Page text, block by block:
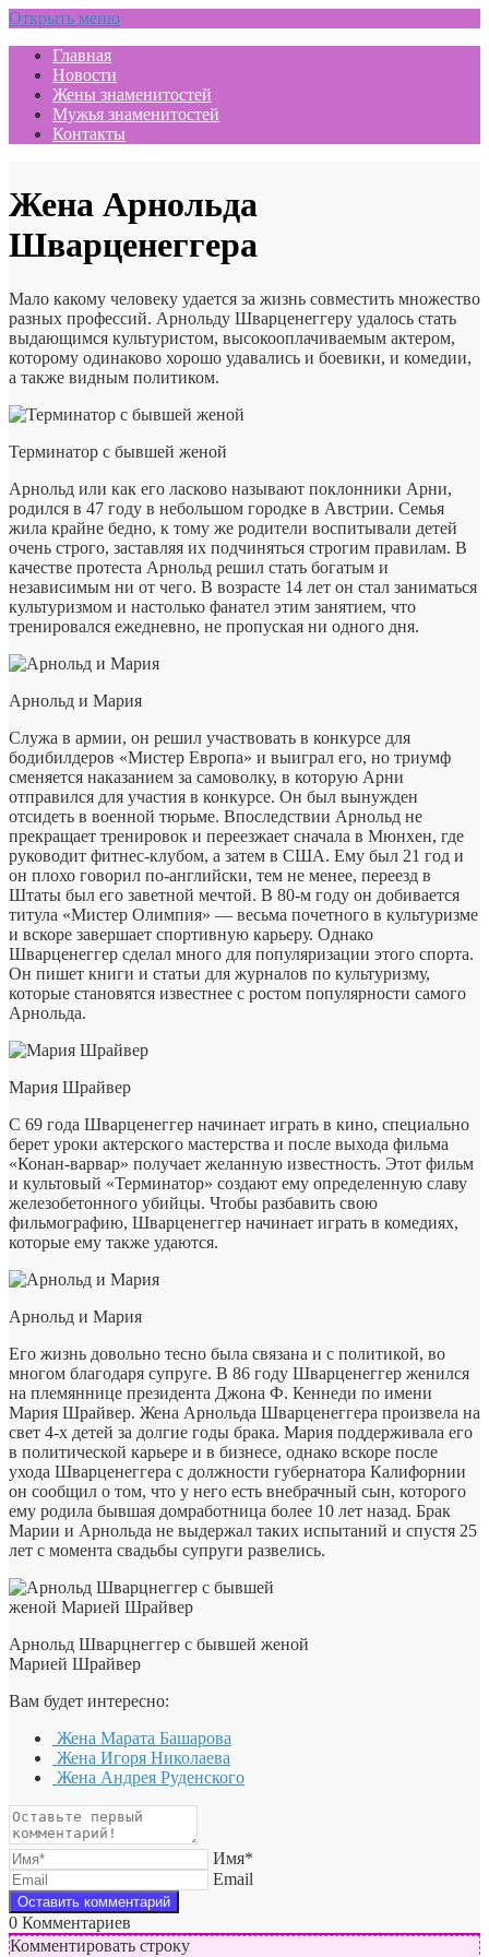
Открыть меню
Главная
Новости
Жены знаменитостей
Мужья знаменитостей
Контакты
Жена Арнольда
Шварценеггера
Мало какому человеку удается за жизнь совместить множество
разных профессий. Арнольду Шварценеггеру удалось стать
выдающимся культуристом, высокооплачиваемым актером,
которому одинаково хорошо удавались и боевики, и комедии,
а также видным политиком.
Терминатор с бывшей женой
Арнольд или как его ласково называют поклонники Арни,
родился в 47 году в небольшом городке в Австрии. Семья
жила крайне бедно, к тому же родители воспитывали детей
очень строго, заставляя их подчиняться строгим правилам. В
качестве протеста Арнольд решил стать богатым и
независимым ни от чего. В возрасте 14 лет он стал заниматься
культуризмом и настолько фанател этим занятием, что
тренировался ежедневно, не пропуская ни одного дня.
Арнольд и Мария
Служа в армии, он решил участвовать в конкурсе для
бодибилдеров «Мистер Европа» и выиграл его, но триумф
сменяется наказанием за самоволку, в которую Арни
отправился для участия в конкурсе. Он был вынужден
отсидеть в военной тюрьме. Впоследствии Арнольд не
прекращает тренировок и переезжает сначала в Мюнхен, где
руководит фитнес-клубом, а затем в США. Ему был 21 год и
он плохо говорил по-английски, тем не менее, переезд в
Штаты был его заветной мечтой. В 80-м году он добивается
титула «Мистер Олимпия» — весьма почетного в культуризме
и вскоре завершает спортивную карьеру. Однако
Шварценеггер сделал много для популяризации этого спорта.
Он пишет книги и статьи для журналов по культуризму,
которые становятся известнее с ростом популярности самого
Арнольда.
Мария Шрайвер
С 69 года Шварценеггер начинает играть в кино, специально
берет уроки актерского мастерства и после выхода фильма
«Конан-варвар» получает желанную известность. Этот фильм
и культовый «Терминатор» создают ему определенную славу
железобетонного убийцы. Чтобы разбавить свою
фильмографию, Шварценеггер начинает играть в комедиях,
которые ему также удаются.
Арнольд и Мария
Его жизнь довольно тесно была связана и с политикой, во
многом благодаря супруге. В 86 году Шварценеггер женился
на племяннице президента Джона Ф. Кеннеди по имени
Мария Шрайвер. Жена Арнольда Шварценеггера произвела на
свет 4-х детей за долгие годы брака. Мария поддерживала его
в политической карьере и в бизнесе, однако вскоре после
ухода Шварценеггера с должности губернатора Калифорнии
он сообщил о том, что у него есть внебрачный сын, которого
ему родила бывшая домработница более 10 лет назад. Брак
Марии и Арнольда не выдержал таких испытаний и спустя 25
лет с момента свадьбы супруги развелись.
Арнольд Шварцнеггер с бывшей женой
Марией Шрайвер
Вам будет интересно:
Жена Марата Башарова
Жена Игоря Николаева
Жена Андрея Руденского
Имя*
Email
0 Комментариев
Комментировать строку